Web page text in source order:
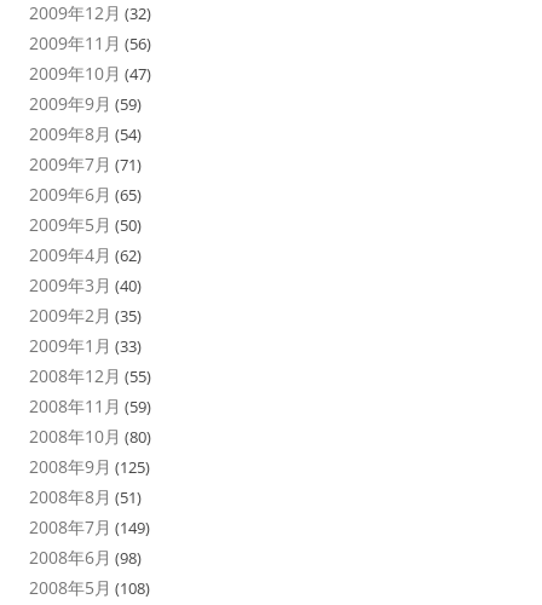
2009年12月 (32)
2009年11月 (56)
2009年10月 (47)
2009年9月 (59)
2009年8月 (54)
2009年7月 (71)
2009年6月 (65)
2009年5月 (50)
2009年4月 (62)
2009年3月 (40)
2009年2月 (35)
2009年1月 (33)
2008年12月 (55)
2008年11月 (59)
2008年10月 (80)
2008年9月 (125)
2008年8月 (51)
2008年7月 (149)
2008年6月 (98)
2008年5月 (108)